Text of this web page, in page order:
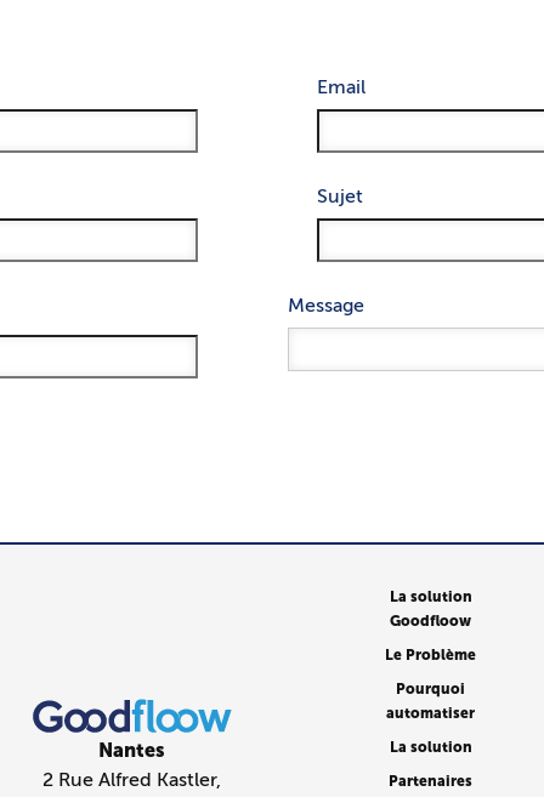
Email
Sujet
Message
Nantes
2 Rue Alfred Kastler,
La solution
Goodfloow
Le Problème
Pourquoi
automatiser
La solution
Partenaires